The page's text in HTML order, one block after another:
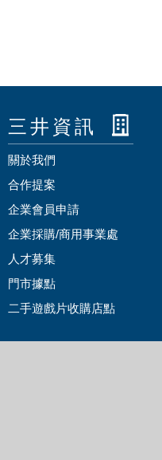
三井資訊
關於我們
合作提案
企業會員申請
企業採購/商用事業處
人才募集
門市據點
二手遊戲片收購店點